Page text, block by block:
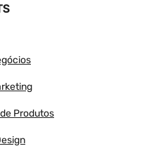
Produtos